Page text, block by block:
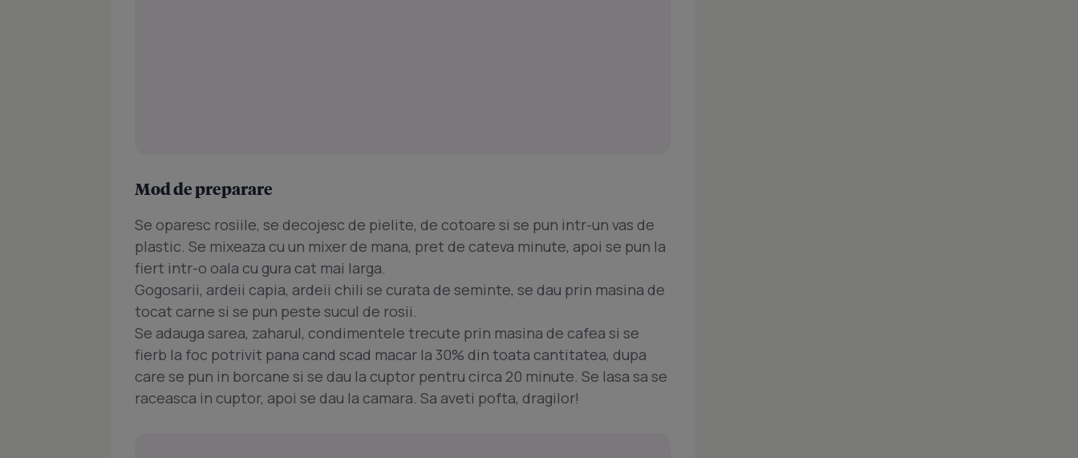
Mod de preparare
Se oparesc rosiile, se decojesc de pielite, de cotoare si se pun intr-un vas de
plastic. Se mixeaza cu un mixer de mana, pret de cateva minute, apoi se pun la
fiert intr-o oala cu gura cat mai larga.
Gogosarii, ardeii capia, ardeii chili se curata de seminte, se dau prin masina de
tocat carne si se pun peste sucul de rosii.
Se adauga sarea, zaharul, condimentele trecute prin masina de cafea si se
fierb la foc potrivit pana cand scad macar la 30% din toata cantitatea, dupa
care se pun in borcane si se dau la cuptor pentru circa 20 minute. Se lasa sa se
raceasca in cuptor, apoi se dau la camara. Sa aveti pofta, dragilor!